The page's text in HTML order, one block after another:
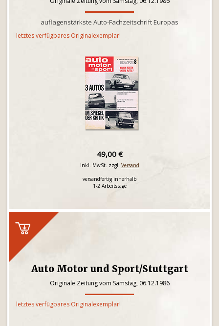
auflagenstärkste Auto-Fachzeitschrift Europas
letztes verfügbares Originalexemplar!
49,00 €
inkl. MwSt. zzgl. Versand
versandfertig innerhalb
1-2 Arbeitstage
Auto Motor und Sport/Stuttgart
Originale Zeitung vom Samstag, 06.12.1986
letztes verfügbares Originalexemplar!